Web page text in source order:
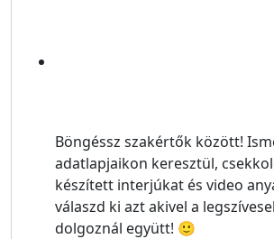
Böngéssz szakértők között!
adatlapjaikon keresztül,
készített interjúkat és video
válaszd ki azt akivel a
dolgoznál együtt! 🙂